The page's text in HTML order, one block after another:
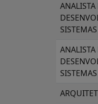
ANALISTA
SISTEMAS
ANALISTA
SISTEMAS